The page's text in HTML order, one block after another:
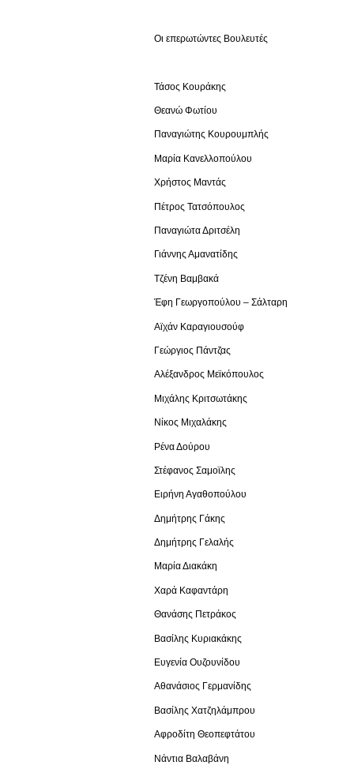
Οι επερωτώντες Βουλευτές
Τάσος Κουράκης
Θεανώ Φωτίου
Παναγιώτης Κουρουμπλής
Μαρία Κανελλοπούλου
Χρήστος Μαντάς
Πέτρος Τατσόπουλος
Παναγιώτα Δριτσέλη
Γιάννης Αμανατίδης
Τζένη Βαμβακά
Έφη Γεωργοπούλου – Σάλταρη
Αϊχάν Καραγιουσούφ
Γεώργιος Πάντζας
Αλέξανδρος Μεϊκόπουλος
Μιχάλης Κριτσωτάκης
Νίκος Μιχαλάκης
Ρένα Δούρου
Στέφανος Σαμοϊλης
Ειρήνη Αγαθοπούλου
Δημήτρης Γάκης
Δημήτρης Γελαλής
Μαρία Διακάκη
Χαρά Καφαντάρη
Θανάσης Πετράκος
Βασίλης Κυριακάκης
Ευγενία Ουζουνίδου
Αθανάσιος Γερμανίδης
Βασίλης Χατζηλάμπρου
Αφροδίτη Θεοπεφτάτου
Νάντια Βαλαβάνη